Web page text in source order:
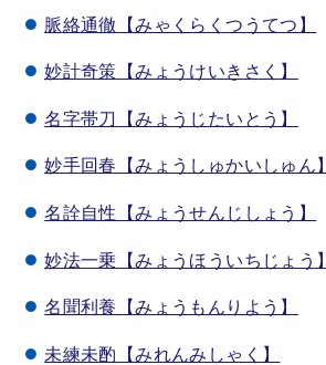
脈絡通徹【みゃくらくつうてつ】
妙計奇策【みょうけいきさく】
名字帯刀【みょうじたいとう】
妙手回春【みょうしゅかいしゅん】
名詮自性【みょうせんじしょう】
妙法一乗【みょうほういちじょう】
名聞利養【みょうもんりよう】
未練未酌【みれんみしゃく】